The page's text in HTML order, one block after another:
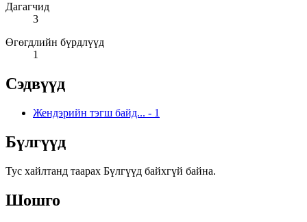
Дагагчид
3
Өгөгдлийн бүрдлүүд
1
Сэдвүүд
Жендэрийн тэгш байд... - 1
Бүлгүүд
Тус хайлтанд таарах Бүлгүүд байхгүй байна.
Шошго